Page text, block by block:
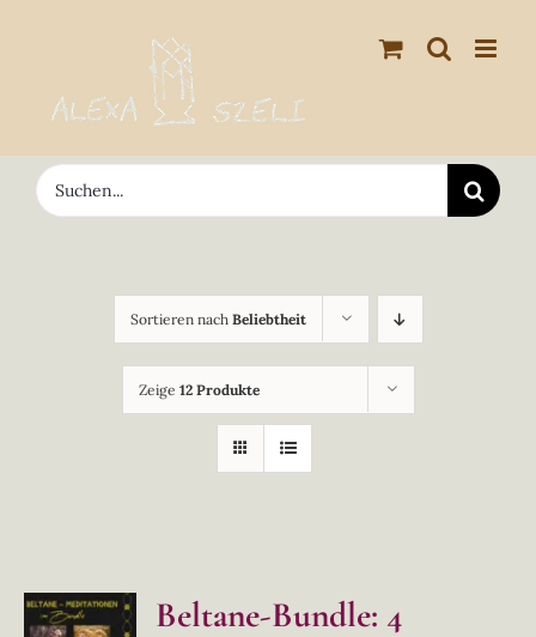
springen
Suche
nach:
Sortieren nach Beliebtheit
Zeige 12 Produkte
Beltane-Bundle: 4